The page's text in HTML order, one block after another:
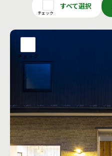
チェック
すべて選択
チェック